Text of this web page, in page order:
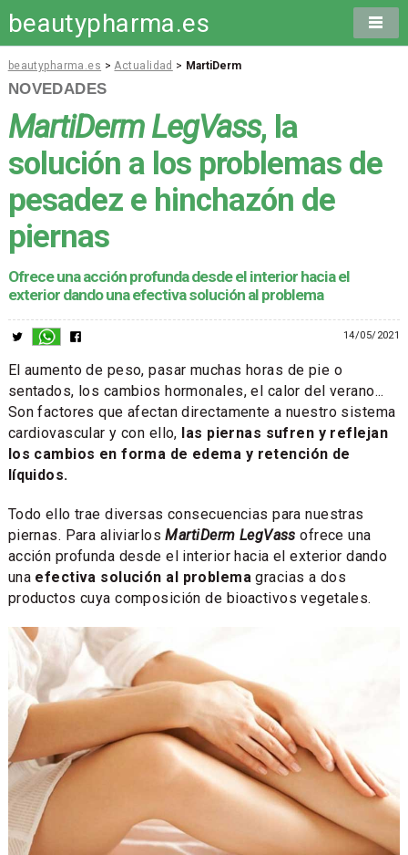
beautypharma.es
beautypharma.es >Actualidad > MartiDerm
NOVEDADES
MartiDerm LegVass, la
solución a los problemas de
pesadez e hinchazón de
piernas
Ofrece una acción profunda desde el interior hacia el
exterior dando una efectiva solución al problema
14/05/2021
El aumento de peso, pasar muchas horas de pie o
sentados, los cambios hormonales, el calor del verano...
Son factores que afectan directamente a nuestro sistema
cardiovascular y con ello, las piernas sufren y reflejan
los cambios en forma de edema y retención de
líquidos.
Todo ello trae diversas consecuencias para nuestras
piernas. Para aliviarlos MartiDerm LegVass ofrece una
acción profunda desde el interior hacia el exterior dando
unaefectiva solución al problemagracias a dos
productos cuya composición de bioactivos vegetales.